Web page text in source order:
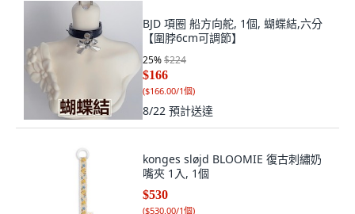
BJD 項圈 船方向舵, 1個, 蝴蝶結,六分
【圍脖6cm可調節】
25%$224
$166
($166.00/1個)
8/22 預計送達
konges sløjd BLOOMIE 復古刺繡奶
嘴夾 1入, 1個
$530
($530.00/1個)